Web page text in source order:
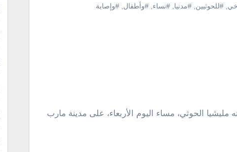
#للحوثيين #مدنيا #نساء #وأطفال #وإصابة
شنته مليشيا الحوثي، مساء اليوم الأربعاء، على مدينة مارب